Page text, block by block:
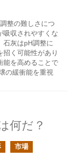
整の難しさにつ
吸収されやすくな
石灰はpH調整に
く可能性があり
能を高めることで
の緩衝能を重視
何だ？
市場